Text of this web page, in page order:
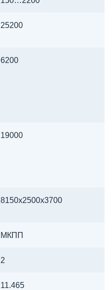
25200
6200
19000
8150х2500х3700
МКПП
2
11.465